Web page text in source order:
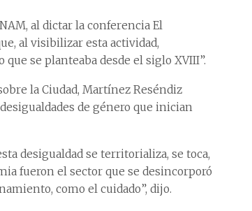
al dictar la conferencia El
al visibilizar esta actividad,
se planteaba desde el siglo XVIII”.
la Ciudad, Martínez Reséndiz
de género que inician
desigualdad se territorializa, se toca,
fueron el sector que se desincorporó
como el cuidado”, dijo.